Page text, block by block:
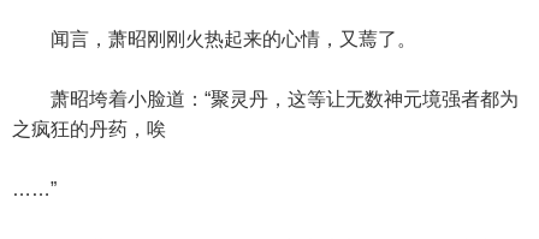
闻言，萧昭刚刚火热起来的心情，又蔫了。
萧昭垮着小脸道：“聚灵丹，这等让无数神元境强者都为
之疯狂的丹药，唉
……”